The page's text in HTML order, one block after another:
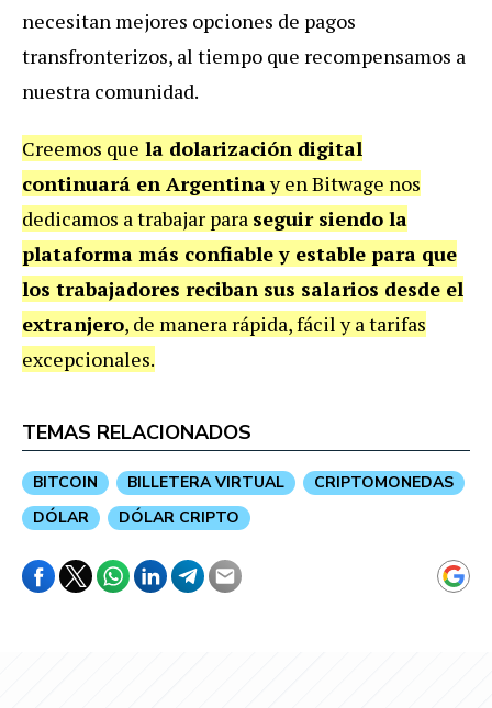
necesitan mejores opciones de pagos
transfronterizos, al tiempo que recompensamos a
nuestra comunidad.
Creemos que la dolarización digital
continuará en Argentinay en Bitwage nos
dedicamos a trabajar para seguir siendo la
plataforma más confiable y estable para que
los trabajadores reciban sus salarios desde el
extranjero, de manera rápida, fácil y a tarifas
excepcionales.
TEMAS RELACIONADOS
BITCOIN BILLETERA VIRTUAL
CRIPTOMONEDAS
DÓLAR
DÓLAR CRIPTO